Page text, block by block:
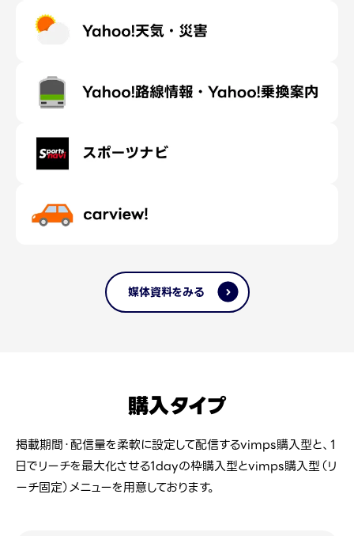
媒体資料をみる
購入タイプ
掲載期間・配信量を柔軟に設定して配信するvimps購入型と、 1
日でリーチを最大化させる1dayの枠購入型とvimps購入型（リ
ーチ固定）メニューを用意しております。